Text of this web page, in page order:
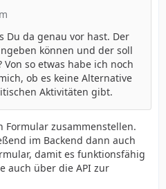
Du da genau vor hast. Der
können und der soll
so etwas habe ich noch
ob es keine Alternative
Aktivitäten gibt.
Formular zusammenstellen.
im Backend dann auch
damit es funktionsfähig
auch über die API zur